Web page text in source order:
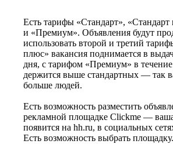
Есть тарифы «Стандарт», «Стандарт
и «Премиум». Объявления будут
использовать второй и третий
плюс» вакансия поднимается в
дня, с тарифом «Премиум» в
держится выше стандартных — так
больше людей.
Есть возможность разместить
рекламной площадке Clickme —
появится на hh.ru, в социальных
Есть возможность выбрать площадку.